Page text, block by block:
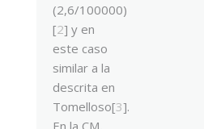
(2,6/100000)
[2] y en
este caso
similar a la
descrita en
Tomelloso[3].
En la CM,